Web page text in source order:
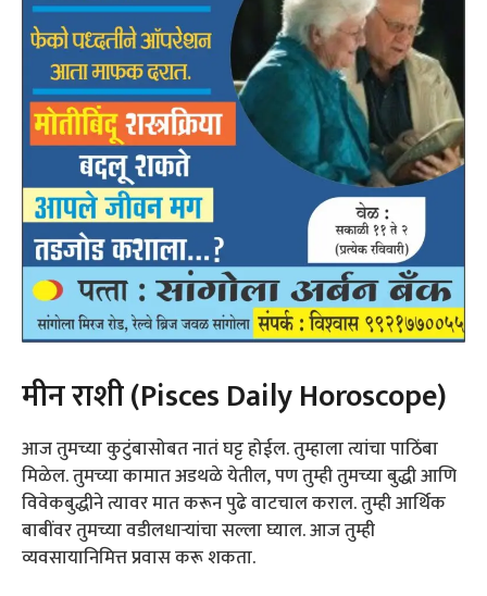
मीन राशी (Pisces Daily Horoscope)
आज तुमच्या कुटुंबासोबत नातं घट्ट होईल. तुम्हाला त्यांचा पाठिंबा
मिळेल. तुमच्या कामात अडथळे येतील, पण तुम्ही तुमच्या बुद्धी आणि
विवेकबुद्धीने त्यावर मात करून पुढे वाटचाल कराल. तुम्ही आर्थिक
बाबींवर तुमच्या वडीलधाऱ्यांचा सल्ला घ्याल. आज तुम्ही
व्यवसायानिमित्त प्रवास करू शकता.